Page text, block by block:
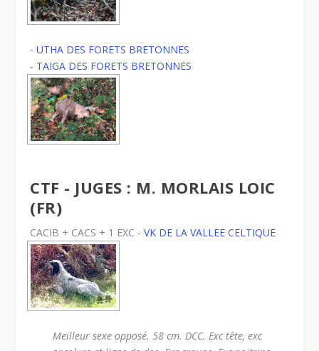
-UTHA DES FORETS BRETONNES
- TAIGA DES FORETS BRETONNES
CTF - JUGES : M. MORLAIS LOIC
(FR)
CACIB + CACS + 1 EXC -VK DE LA VALLEE CELTIQUE
Meilleur sexe opposé. 58 cm. DCC. Exc tête, exc